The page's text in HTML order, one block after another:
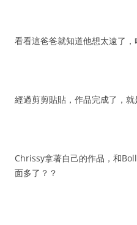
看看這爸爸就知道他想太遠了，
經過剪剪貼貼，作品完成了，就
Chrissy拿著自己的作品，和
面多了？？